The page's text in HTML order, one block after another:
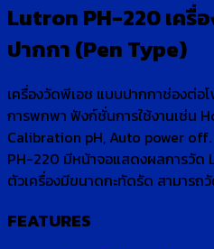
Lutron PH-220 เครื่
ปากกา (Pen Type)
เครื่องวัดพีเอช แบบปากกาช่องต่อ
การพกพา ฟังก์ชั่นการใช้งานเช่น
Calibration pH, Auto power off.
PH-220 มีหน้าจอแสดงผลการวัด
ตัวเครื่องมีขนาดกะทัดรัด สามาร
FEATURES